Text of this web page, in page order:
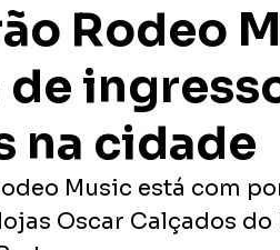
Rodeo
de
na cidade
Music está com
Oscar Calçados